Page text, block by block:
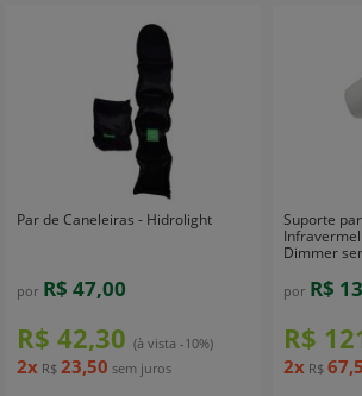
Par de Caneleiras - Hidrolight
por R$ 47,00
R$ 42,30 (à vista -10%)
2x R$ 23,50 sem juros
Suporte
Dimmer
por R$
R$
2x R$